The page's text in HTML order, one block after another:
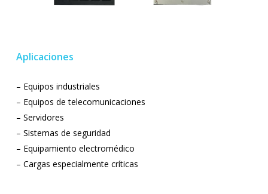
Aplicaciones
– Equipos industriales
– Equipos de telecomunicaciones
– Servidores
– Sistemas de seguridad
– Equipamiento electromédico
– Cargas especialmente críticas